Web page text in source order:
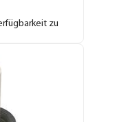
zu